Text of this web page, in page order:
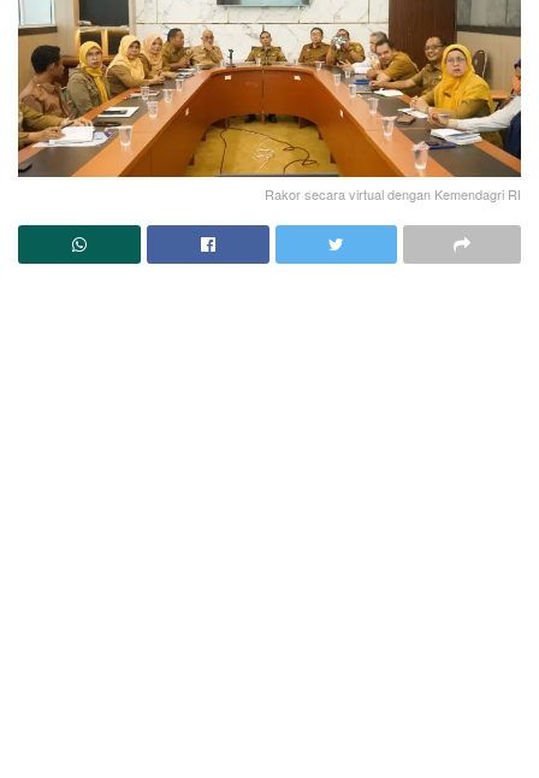
Rakor secara virtual dengan Kemendagri RI